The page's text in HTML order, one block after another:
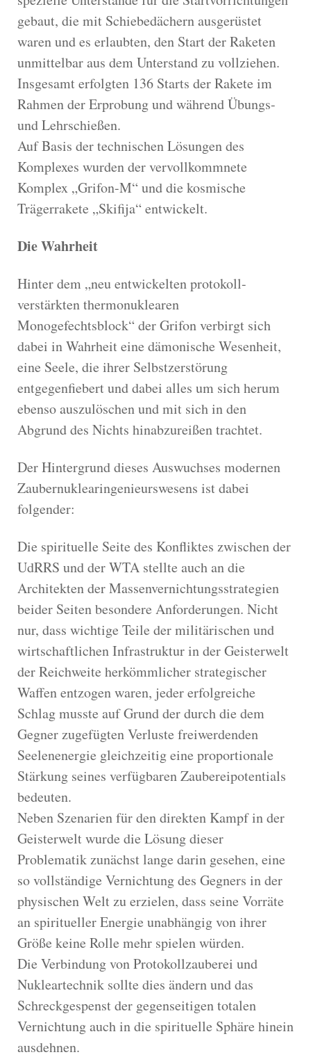
gebaut, die mit Schiebedächern ausgerüstet
waren und es erlaubten, den Start der Raketen
unmittelbar aus dem Unterstand zu vollziehen.
Insgesamt erfolgten 136 Starts der Rakete im
Rahmen der Erprobung und während Übungs-
und Lehrschießen.
Auf Basis der technischen Lösungen des
Komplexes wurden der vervollkommnete
Komplex „Grifon-M“ und die kosmische
Trägerrakete „Skifija“ entwickelt.
Die Wahrheit
Hinter dem „neu entwickelten protokoll-
verstärkten thermonuklearen
Monogefechtsblock“ der Grifon verbirgt sich
dabei in Wahrheit eine dämonische Wesenheit,
eine Seele, die ihrer Selbstzerstörung
entgegenfiebert und dabei alles um sich herum
ebenso auszulöschen und mit sich in den
Abgrund des Nichts hinabzureißen trachtet.
Der Hintergrund dieses Auswuchses modernen
Zaubernuklearingenieurswesens ist dabei
folgender:
Die spirituelle Seite des Konfliktes zwischen der
UdRRS und der WTA stellte auch an die
Architekten der Massenvernichtungsstrategien
beider Seiten besondere Anforderungen. Nicht
nur, dass wichtige Teile der militärischen und
wirtschaftlichen Infrastruktur in der Geisterwelt
der Reichweite herkömmlicher strategischer
Waffen entzogen waren, jeder erfolgreiche
Schlag musste auf Grund der durch die dem
Gegner zugefügten Verluste freiwerdenden
Seelenenergie gleichzeitig eine proportionale
Stärkung seines verfügbaren Zaubereipotentials
bedeuten.
Neben Szenarien für den direkten Kampf in der
Geisterwelt wurde die Lösung dieser
Problematik zunächst lange darin gesehen, eine
so vollständige Vernichtung des Gegners in der
physischen Welt zu erzielen, dass seine Vorräte
an spiritueller Energie unabhängig von ihrer
Größe keine Rolle mehr spielen würden.
Die Verbindung von Protokollzauberei und
Nukleartechnik sollte dies ändern und das
Schreckgespenst der gegenseitigen totalen
Vernichtung auch in die spirituelle Sphäre hinein
ausdehnen.